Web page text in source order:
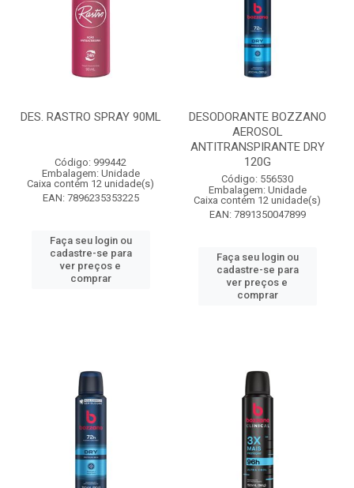
DES. RASTRO SPRAY 90ML
Código: 999442
Embalagem: Unidade
Caixa contém 12 unidade(s)
EAN: 7896235353225
Faça seu login ou
cadastre-se para
ver preços e
comprar
DESODORANTE BOZZANO
AEROSOL
ANTITRANSPIRANTE DRY
120G
Código: 556530
Embalagem: Unidade
Caixa contém 12 unidade(s)
EAN: 7891350047899
Faça seu login ou
cadastre-se para
ver preços e
comprar